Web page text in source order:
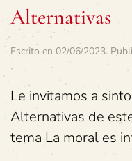
Alternativas
Escrito en 02/06/2023.
Le invitamos a
Alternativas de
tema La moral es